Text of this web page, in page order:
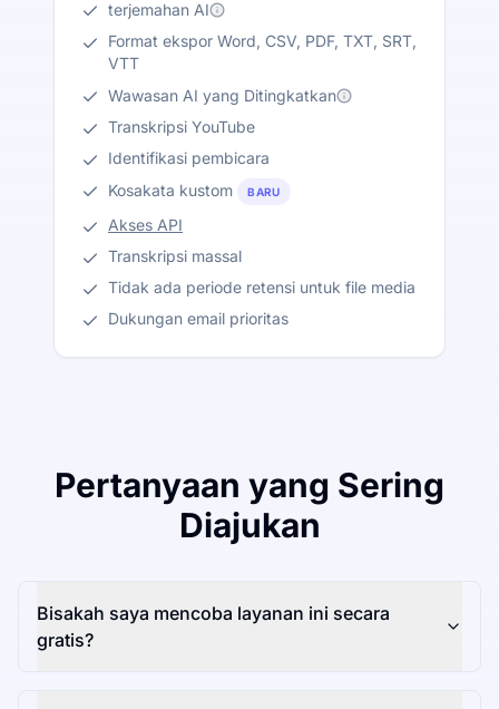
terjemahan AI
Format ekspor Word, CSV, PDF, TXT, SRT,
VTT
Wawasan AI yang Ditingkatkan
Transkripsi YouTube
Identifikasi pembicara
Kosakata kustom
BARU
Akses API
Transkripsi massal
Tidak ada periode retensi untuk file media
Dukungan email prioritas
Pertanyaan yang Sering
Diajukan
Bisakah saya mencoba layanan ini secara
gratis?